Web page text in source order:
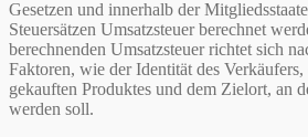
Gesetzen und innerhalb der
Steuersätzen Umsatzsteuer berechnet
berechnenden Umsatzsteuer richtet sich
Faktoren, wie der Identität des
gekauften Produktes und dem Zielort, an
werden soll.